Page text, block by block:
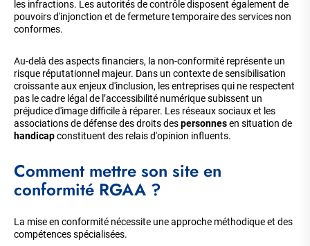
les infractions. Les autorités de contrôle disposent également de
pouvoirs d'injonction et de fermeture temporaire des services non
conformes.
Au-delà des aspects financiers, la non-conformité représente un
risque réputationnel majeur. Dans un contexte de sensibilisation
croissante aux enjeux d'inclusion, les entreprises qui ne respectent
pas le cadre légal de l’accessibilité numérique subissent un
préjudice d'image difficile à réparer. Les réseaux sociaux et les
associations de défense des droits despersonnesen situation de
handicapconstituent des relais d'opinion influents.
Comment mettre son site en
conformité RGAA ?
La mise en conformité nécessite une approche méthodique et des
compétences spécialisées.